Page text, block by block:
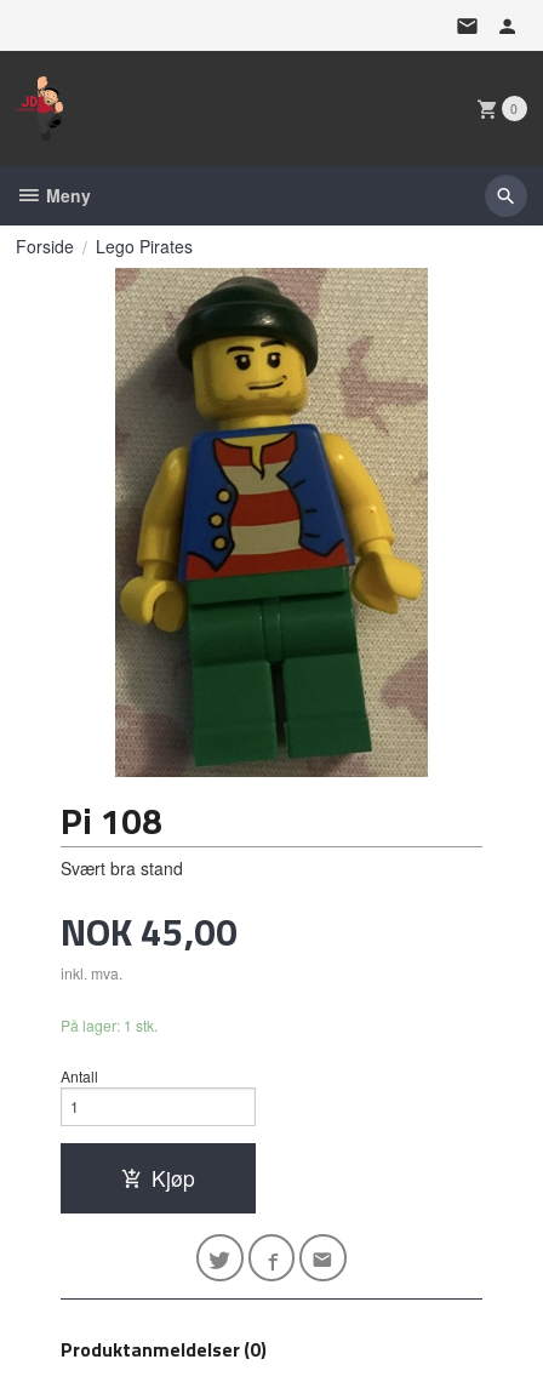
0
Meny
Forside Lego Pirates
Pi 108
Svært bra stand
Pris
NOK45,00
inkl. mva.
På lager: 1 stk.
Antall
Kjøp
Produktanmeldelser (0)